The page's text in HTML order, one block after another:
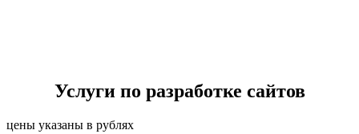
Услуги по разработке сайтов
цены указаны в рублях